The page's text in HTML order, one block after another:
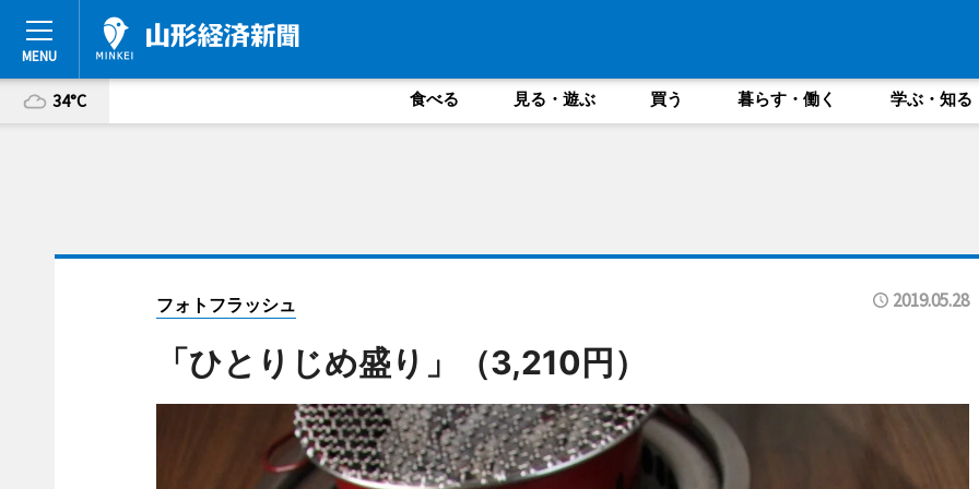
34°C 食べる 見る・遊ぶ 買う 暮らす・働く 学ぶ・知る
フォトフラッシュ 2019.05.28
「ひとりじめ盛り」（3,210円）